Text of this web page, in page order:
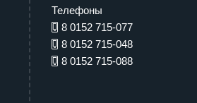
Телефоны
8 0152 715-077
8 0152 715-048
8 0152 715-088